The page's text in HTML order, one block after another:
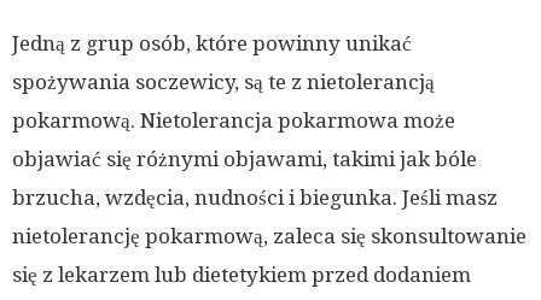
Jedną z grup osób, które powinny unikać
spożywania soczewicy, są te z nietolerancją
pokarmową. Nietolerancja pokarmowa może
objawiać się różnymi objawami, takimi jak bóle
brzucha, wzdęcia, nudności i biegunka. Jeśli masz
nietolerancję pokarmową, zaleca się skonsultowanie
się z lekarzem lub dietetykiem przed dodaniem